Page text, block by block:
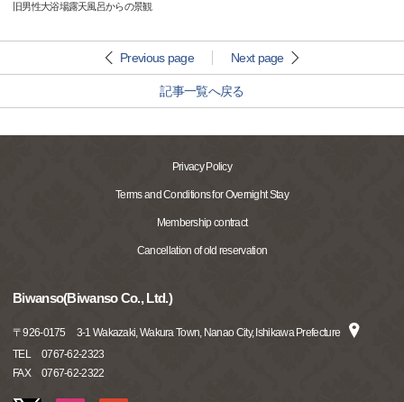
旧男性大浴場露天風呂からの景観
Previous page Next page
記事一覧へ戻る
Privacy Policy
Terms and Conditions for Overnight Stay
Membership contract
Cancellation of old reservation
Biwanso(Biwanso Co., Ltd.)
〒926-0175
3-1 Wakazaki, Wakura Town, Nanao City, Ishikawa Prefecture
TEL
0767-62-2323
FAX
0767-62-2322